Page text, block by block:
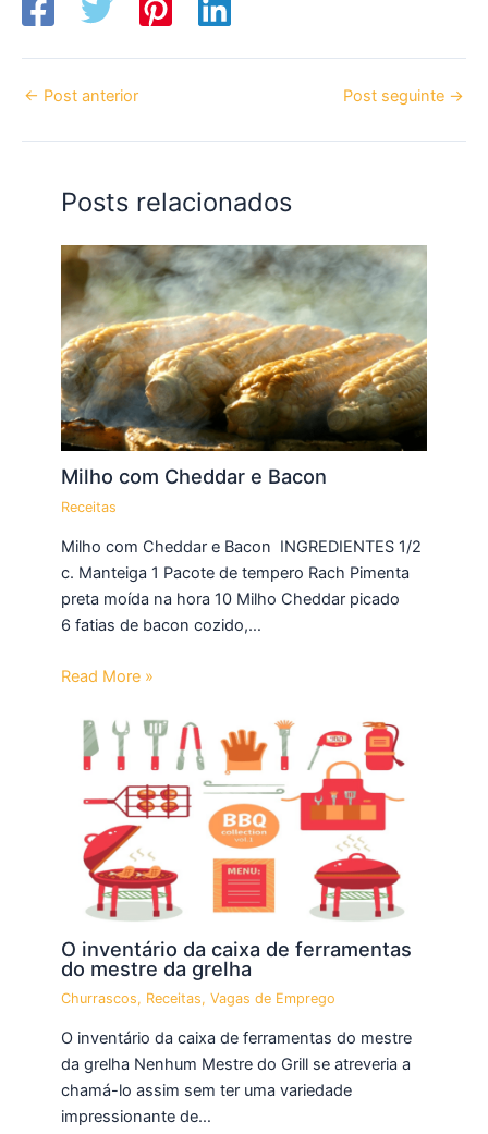
← Post anterior Post seguinte →
Posts relacionados
Milho com Cheddar e Bacon
Receitas
Milho com Cheddar e Bacon INGREDIENTES 1/2
c. Manteiga 1 Pacote de tempero Rach Pimenta
preta moída na hora 10 Milho Cheddar picado
6 fatias de bacon cozido,…
Read More »
O inventário da caixa de ferramentas
do mestre da grelha
Churrascos, Receitas,Vagas de Emprego
O inventário da caixa de ferramentas do mestre
da grelha Nenhum Mestre do Grill se atreveria a
chamá-lo assim sem ter uma variedade
impressionante de…